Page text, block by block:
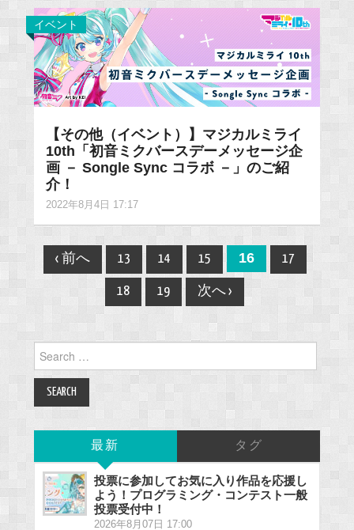
イベント
【その他（イベント）】マジカルミライ
10th「初音ミクバースデーメッセージ企
画 － Songle Sync コラボ －」のご紹
介！
2022年8月4日 17:17
Post
navigation
‹ 前へ 13 14 15 16 17
18 19 次へ ›
for:
最新 タグ
投票に参加してお気に入り作品を応援し
よう！プログラミング・コンテスト一般
投票受付中！
2026年8月07日 17:00